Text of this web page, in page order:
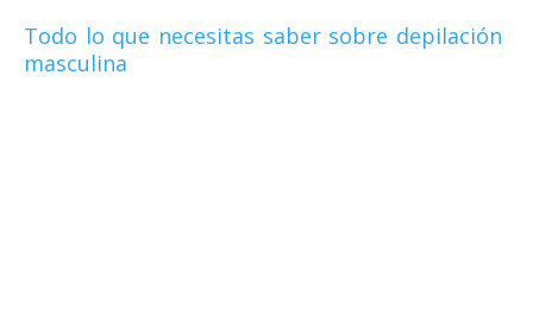
Todo lo que necesitas saber sobre depilación
masculina